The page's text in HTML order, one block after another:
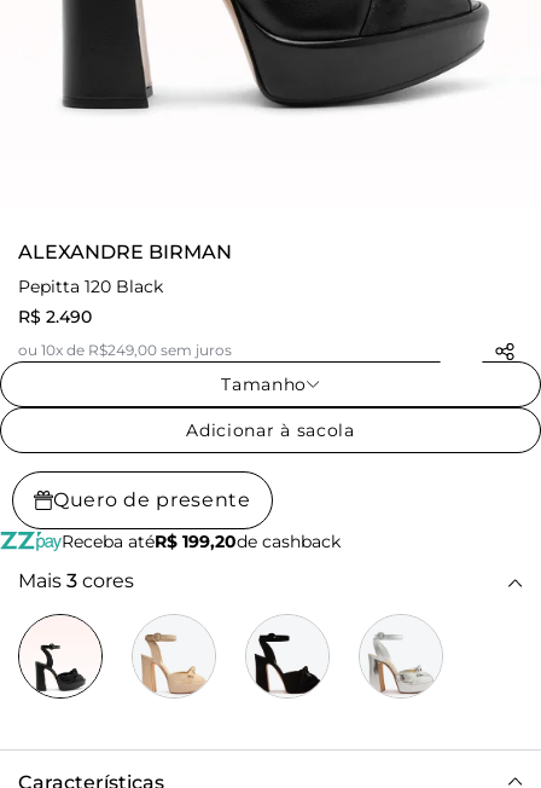
ALEXANDRE BIRMAN
Pepitta 120 Black
R$ 2.490
ou 10x de R$249,00 sem juros
Tamanho
Adicionar à sacola
Quero de presente
Receba atéR$ 199,20de cashback
Mais 3 cores
Características